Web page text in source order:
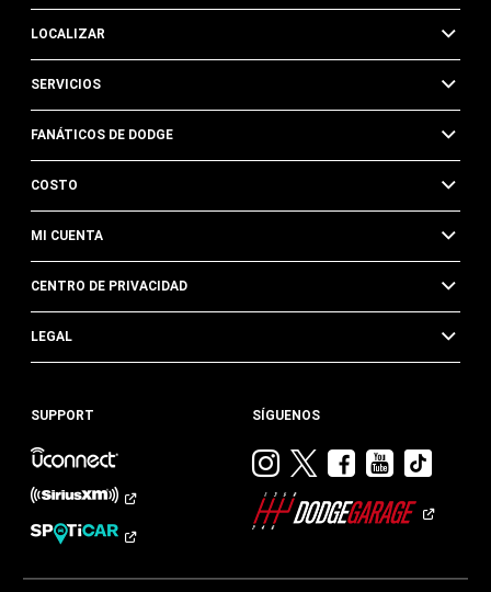
LOCALIZAR
SERVICIOS
FANÁTICOS DE DODGE
COSTO
MI CUENTA
CENTRO DE PRIVACIDAD
LEGAL
SUPPORT SÍGUENOS
Visitar
Dodge
en
Visitar
en
Visitar
en
Visitar
en en